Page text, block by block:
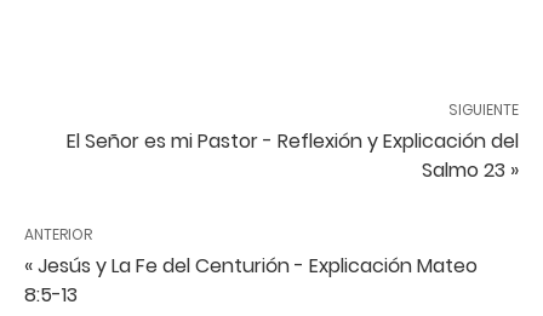
SIGUIENTE
El Señor es mi Pastor - Reflexión y Explicación del
Salmo 23 »
ANTERIOR
« Jesús y La Fe del Centurión - Explicación Mateo
8:5-13